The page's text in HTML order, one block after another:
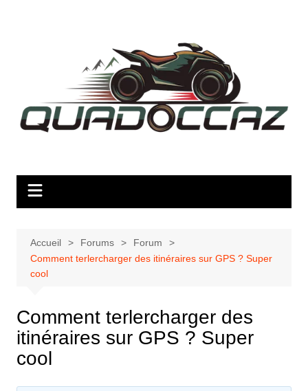
Accueil Forums
Forum
Comment terlercharger des itinéraires sur GPS ? Super
cool
Comment terlercharger des
itinéraires sur GPS ? Super
cool